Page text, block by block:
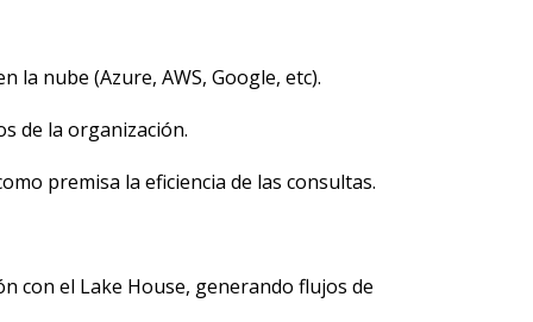
nube (Azure, AWS, Google, etc).
de la organización.
premisa la eficiencia de las consultas.
con el Lake House, generando flujos de